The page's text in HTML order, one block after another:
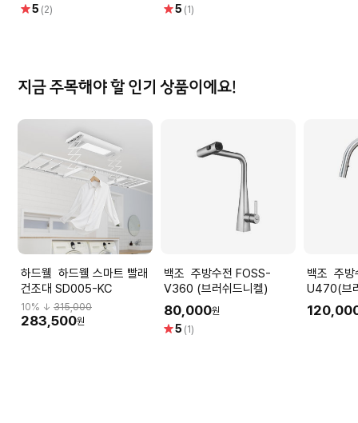
별5 (2)
별5 (1)
지금 주목해야 할 인기 상품이에요!
하드웰 하드웰 스마트 빨래
건조대 SD005-KC
10% ↓ 315,000
283,500원
백조 주방수전 FOSS-
V360 (브러쉬드니켈)
80,000원
별5 (1)
백조 주방수전 ALTO-
U470(브